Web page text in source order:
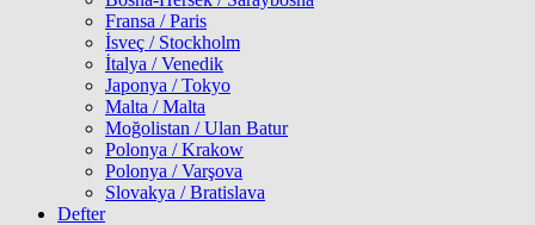
Fransa / Paris
İsveç / Stockholm
İtalya / Venedik
Japonya / Tokyo
Malta / Malta
Moğolistan / Ulan Batur
Polonya / Krakow
Polonya / Varşova
Slovakya / Bratislava
Defter